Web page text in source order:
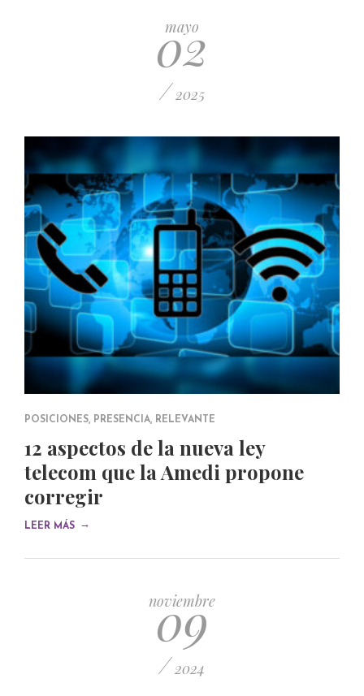
mayo
02
/ 2025
POSICIONES, PRESENCIA, RELEVANTE
12 aspectos de la nueva ley
telecom que la Amedi propone
corregir
LEER MÁS →
noviembre
09
/ 2024